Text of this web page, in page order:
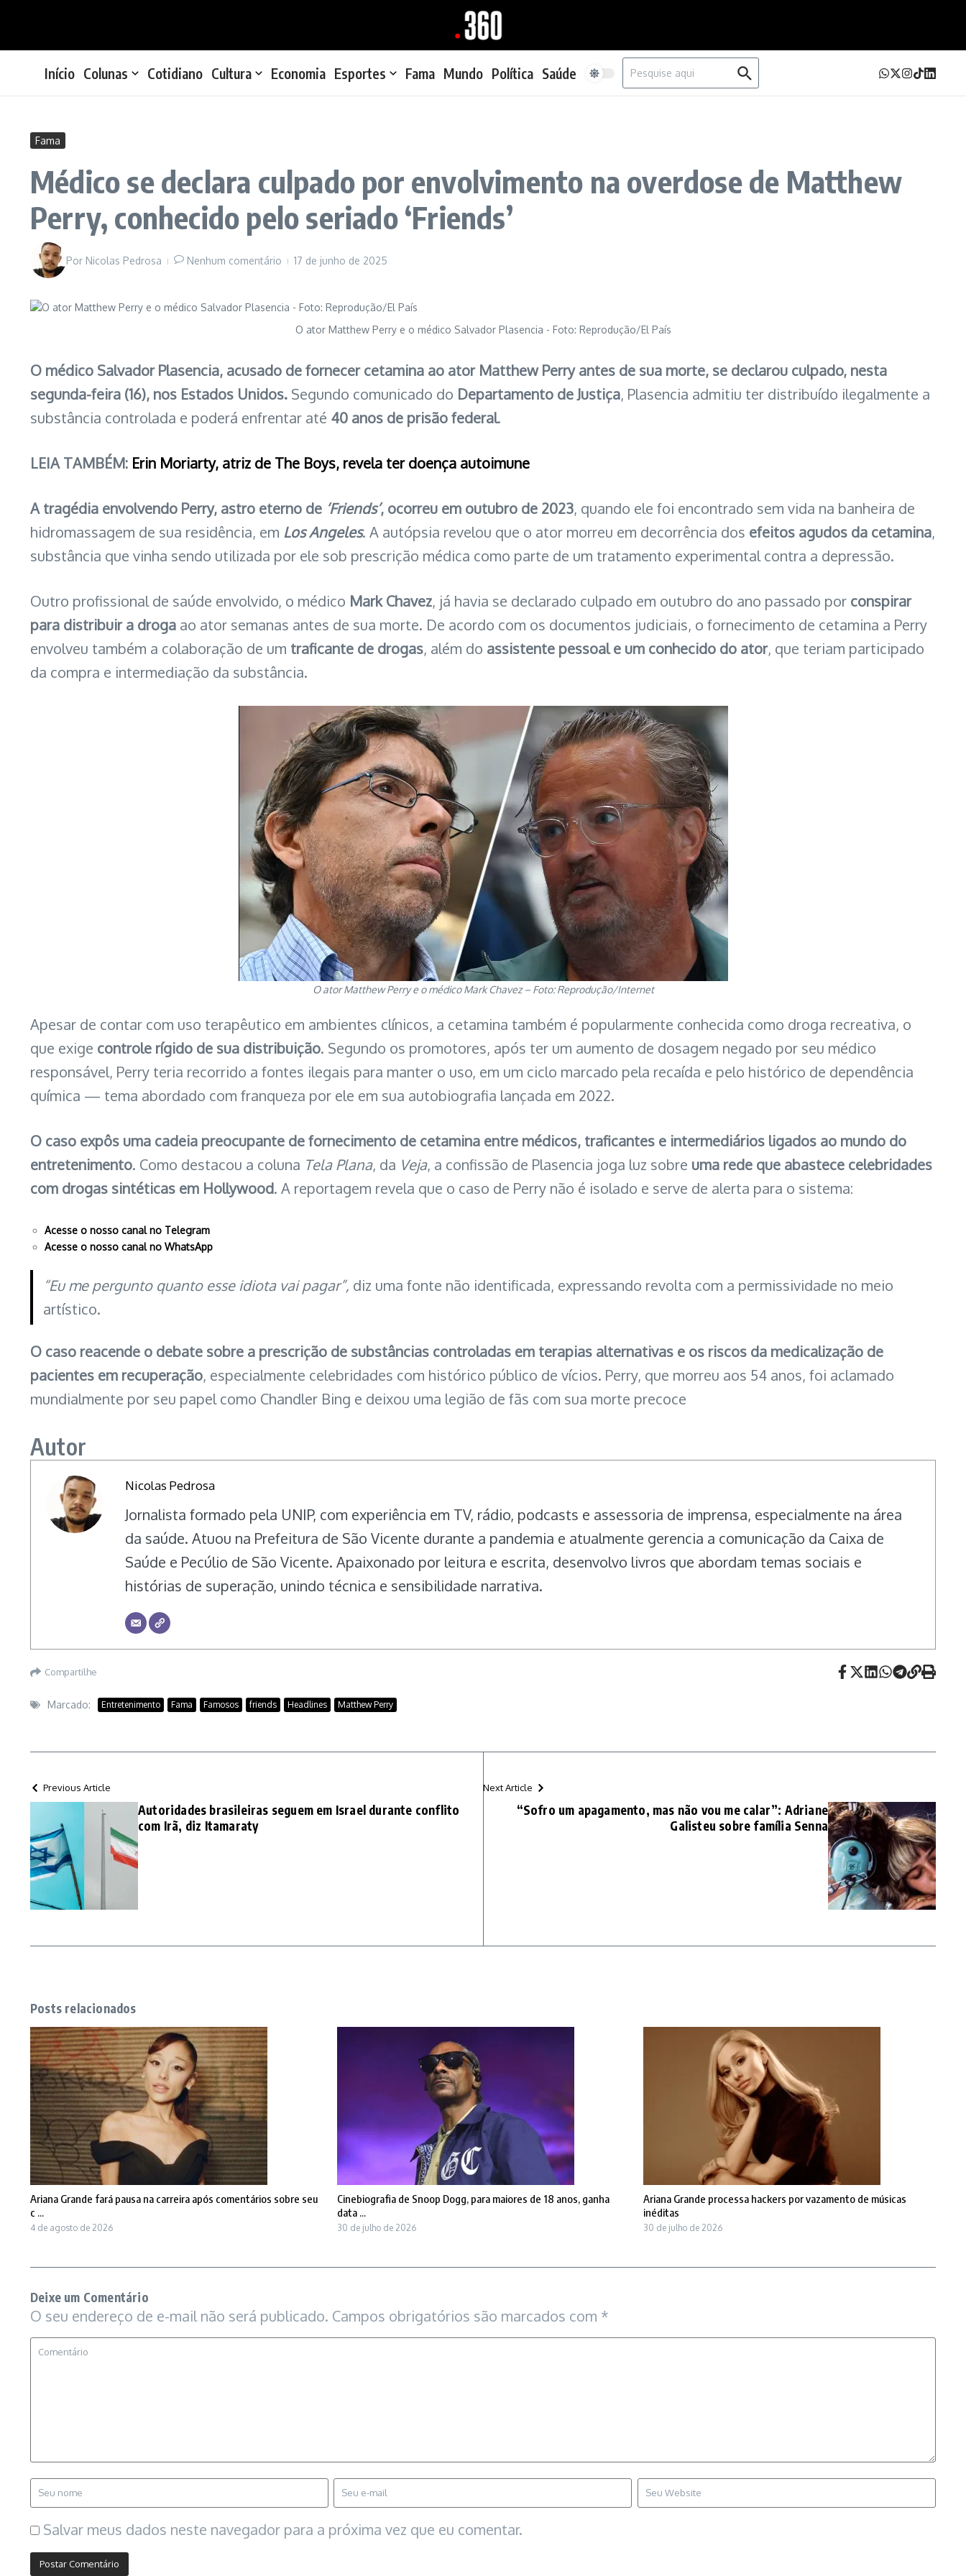
Início Colunas Cotidiano Cultura Economia Esportes Fama Mundo Política Saúde
Procurar por:
Fama
Médico se declara culpado por envolvimento na overdose de Matthew
Perry, conhecido pelo seriado ‘Friends’
Por Nicolas Pedrosa Nenhum comentário 17 de junho de 2025
O ator Matthew Perry e o médico Salvador Plasencia - Foto: Reprodução/El País
O médico Salvador Plasencia, acusado de fornecer cetamina ao ator Matthew Perry antes de sua morte, se declarou culpado, nesta
segunda-feira (16), nos Estados Unidos. Segundo comunicado do Departamento de Justiça, Plasencia admitiu ter distribuído ilegalmente a
substância controlada e poderá enfrentar até 40 anos de prisão federal.
LEIA TAMBÉM: Erin Moriarty, atriz de The Boys, revela ter doença autoimune
A tragédia envolvendo Perry, astro eterno de ‘Friends’, ocorreu em outubro de 2023, quando ele foi encontrado sem vida na banheira de
hidromassagem de sua residência, em Los Angeles. A autópsia revelou que o ator morreu em decorrência dos efeitos agudos da cetamina,
substância que vinha sendo utilizada por ele sob prescrição médica como parte de um tratamento experimental contra a depressão.
Outro profissional de saúde envolvido, o médico Mark Chavez, já havia se declarado culpado em outubro do ano passado por conspirar
para distribuir a droga ao ator semanas antes de sua morte. De acordo com os documentos judiciais, o fornecimento de cetamina a Perry
envolveu também a colaboração de um traficante de drogas, além do assistente pessoal e um conhecido do ator, que teriam participado
da compra e intermediação da substância.
O ator Matthew Perry e o médico Mark Chavez – Foto: Reprodução/Internet
Apesar de contar com uso terapêutico em ambientes clínicos, a cetamina também é popularmente conhecida como droga recreativa, o
que exige controle rígido de sua distribuição. Segundo os promotores, após ter um aumento de dosagem negado por seu médico
responsável, Perry teria recorrido a fontes ilegais para manter o uso, em um ciclo marcado pela recaída e pelo histórico de dependência
química — tema abordado com franqueza por ele em sua autobiografia lançada em 2022.
O caso expôs uma cadeia preocupante de fornecimento de cetamina entre médicos, traficantes e intermediários ligados ao mundo do
entretenimento. Como destacou a coluna Tela Plana, da Veja, a confissão de Plasencia joga luz sobre uma rede que abastece celebridades
com drogas sintéticas em Hollywood. A reportagem revela que o caso de Perry não é isolado e serve de alerta para o sistema:
Acesse o nosso canal no Telegram
Acesse o nosso canal no WhatsApp
“Eu me pergunto quanto esse idiota vai pagar”, diz uma fonte não identificada, expressando revolta com a permissividade no meio
artístico.
O caso reacende o debate sobre a prescrição de substâncias controladas em terapias alternativas e os riscos da medicalização de
pacientes em recuperação, especialmente celebridades com histórico público de vícios. Perry, que morreu aos 54 anos, foi aclamado
mundialmente por seu papel como Chandler Bing e deixou uma legião de fãs com sua morte precoce
Autor
Nicolas Pedrosa
Jornalista formado pela UNIP, com experiência em TV, rádio, podcasts e assessoria de imprensa, especialmente na área
da saúde. Atuou na Prefeitura de São Vicente durante a pandemia e atualmente gerencia a comunicação da Caixa de
Saúde e Pecúlio de São Vicente. Apaixonado por leitura e escrita, desenvolvo livros que abordam temas sociais e
histórias de superação, unindo técnica e sensibilidade narrativa.
Compartilhe
Marcado: Entretenimento Fama Famosos friends Headlines Matthew Perry
Previous Article
Autoridades brasileiras seguem em Israel durante conflito
com Irã, diz Itamaraty
Next Article
“Sofro um apagamento, mas não vou me calar”: Adriane
Galisteu sobre família Senna
Posts relacionados
Ariana Grande fará pausa na carreira após comentários sobre seu
c ...
4 de agosto de 2026
Cinebiografia de Snoop Dogg, para maiores de 18 anos, ganha
data ...
30 de julho de 2026
Ariana Grande processa hackers por vazamento de músicas
inéditas
30 de julho de 2026
Deixe um Comentário
O seu endereço de e-mail não será publicado. Campos obrigatórios são marcados com *
Salvar meus dados neste navegador para a próxima vez que eu comentar.